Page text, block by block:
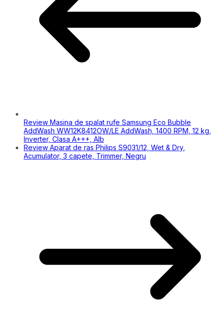
Review Masina de spalat rufe Samsung Eco Bubble
AddWash WW12K8412OW/LE AddWash, 1400 RPM, 12 kg,
Inverter, Clasa A+++, Alb
Review Aparat de ras Philips S9031/12, Wet & Dry,
Acumulator, 3 capete, Trimmer, Negru